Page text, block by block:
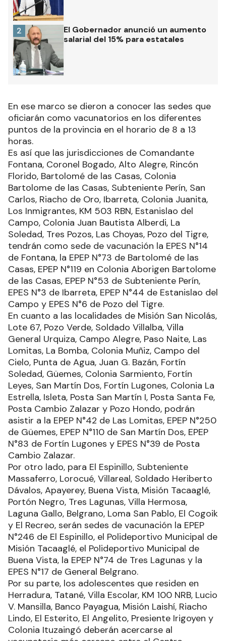
El Gobernador anunció un aumento
salarial del 15% para estatales
2
En ese marco se dieron a conocer las sedes que
oficiarán como vacunatorios en los diferentes
puntos de la provincia en el horario de 8 a 13
horas.
Es así que las jurisdicciones de Comandante
Fontana, Coronel Bogado, Alto Alegre, Rincón
Florido, Bartolomé de las Casas, Colonia
Bartolome de las Casas, Subteniente Perín, San
Carlos, Riacho de Oro, Ibarreta, Colonia Juanita,
Los Inmigrantes, KM 503 RBN, Estanislao del
Campo, Colonia Juan Bautista Alberdi, La
Soledad, Tres Pozos, Las Choyas, Pozo del Tigre,
tendrán como sede de vacunación la EPES N°14
de Fontana, la EPEP N°73 de Bartolomé de las
Casas, EPEP N°119 en Colonia Aborigen Bartolome
de las Casas, EPEP N°53 de Subteniente Perín,
EPES N°3 de Ibarreta, EPEP N°44 de Estanislao del
Campo y EPES N°6 de Pozo del Tigre.
En cuanto a las localidades de Misión San Nicolás,
Lote 67, Pozo Verde, Soldado Villalba, Villa
General Urquiza, Campo Alegre, Paso Naite, Las
Lomitas, La Bomba, Colonia Muñiz, Campo del
Cielo, Punta de Agua, Juan G. Bazán, Fortín
Soledad, Güemes, Colonia Sarmiento, Fortín
Leyes, San Martín Dos, Fortín Lugones, Colonia La
Estrella, Isleta, Posta San Martín I, Posta Santa Fe,
Posta Cambio Zalazar y Pozo Hondo, podrán
asistir a la EPEP N°42 de Las Lomitas, EPEP N°250
de Güemes, EPEP N°110 de San Martín Dos, EPEP
N°83 de Fortín Lugones y EPES N°39 de Posta
Cambio Zalazar.
Por otro lado, para El Espinillo, Subteniente
Massaferro, Lorocué, Villareal, Soldado Heriberto
Dávalos, Apayerey, Buena Vista, Misión Tacaaglé,
Portón Negro, Tres Lagunas, Villa Hermosa,
Laguna Gallo, Belgrano, Loma San Pablo, El Cogoik
y El Recreo, serán sedes de vacunación la EPEP
N°246 de El Espinillo, el Polideportivo Municipal de
Misión Tacaaglé, el Polideportivo Municipal de
Buena Vista, la EPEP N°74 de Tres Lagunas y la
EPES N°17 de General Belgrano.
Por su parte, los adolescentes que residen en
Herradura, Tatané, Villa Escolar, KM 100 NRB, Lucio
V. Mansilla, Banco Payagua, Misión Laishí, Riacho
Lindo, El Esterito, El Angelito, Presiente Irigoyen y
Colonia Ituzaingó deberán acercarse al